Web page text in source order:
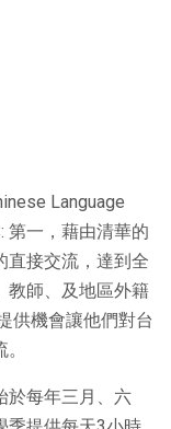
Language
第一，藉由清華的
直接交流，達到全
教師、及地區外籍
供機會讓他們對台
於每年三月、六